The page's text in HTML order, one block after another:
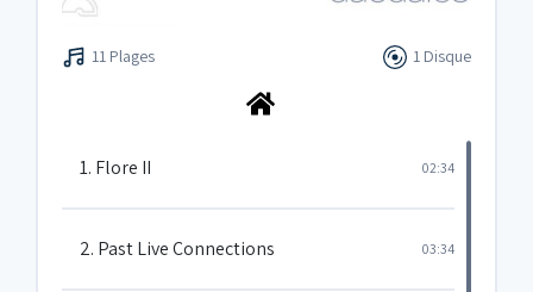
11 Plages 1 Disque
1. Flore II 02:34
2. Past Live Connections 03:34